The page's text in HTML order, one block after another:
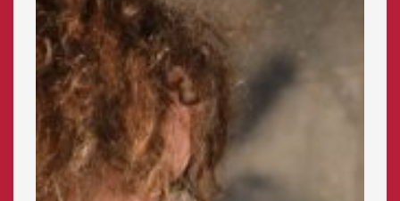
Technegol